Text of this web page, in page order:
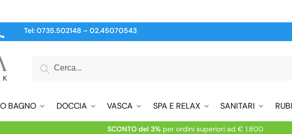
Tel:0735.502148 – 02.45070543
BAGNO DOCCIA VASCA SPA E RELAX SANITARI
SCONTO del 3%per ordini superiori ad € 1.800